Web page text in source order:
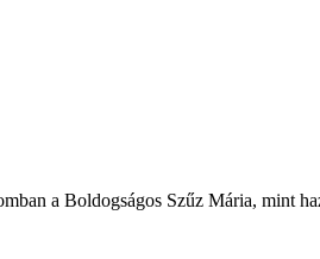
a Boldogságos Szűz Mária, mint